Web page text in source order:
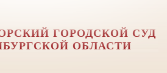
ГОРОДСКОЙ СУД
ОБЛАСТИ